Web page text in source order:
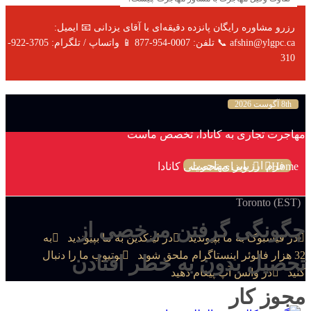
رزرو مشاوره رایگان پانزده دقیقه‌ای با آقای یزدانی 📧 ایمیل:
afshin@ylgpc.ca 📞 تلفن: 0007-954-877 📱 واتساپ / تلگرام: 3705-922-
310
8th آگوست 2026
مهاجرت تجاری به کانادا، تخصص ماست
فرم ارزیابی مهاجرت
Toronto (EST)
در فیسبوک به ما بپیوندید در لینکدین به ما بپیوندید
به
32 هزار فالوئر اینستاگرام ملحق شوید
یوتیوب ما را دنبال
کنید
در واتس آپ پیغام دهید
Home ویزای تحصیلی کانادا
چگونگی گرفتن مرخصی از
تحصیل بدون به خطر افتادن
مجوز کار